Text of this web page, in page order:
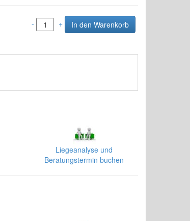
- +
Liegeanalyse und
Beratungstermin buchen